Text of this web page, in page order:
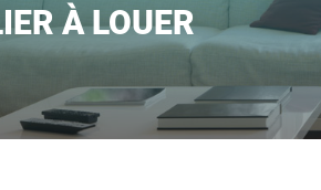
À LOUER